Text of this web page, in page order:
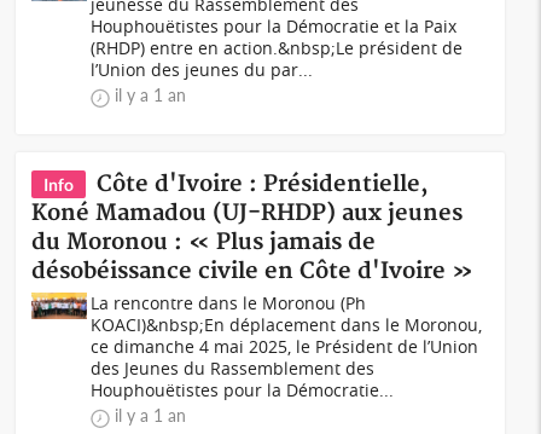
Houphouëtistes pour la Démocratie et la Paix
(RHDP) entre en action.&nbsp;Le président de
l’Union des jeunes du par...
il y a 1 an
Info
Côte d'Ivoire : Présidentielle,
Koné Mamadou (UJ-RHDP) aux jeunes
du Moronou : « Plus jamais de
désobéissance civile en Côte d'Ivoire »
La rencontre dans le Moronou (Ph
KOACI)&nbsp;En déplacement dans le Moronou,
ce dimanche 4 mai 2025, le Président de l’Union
des Jeunes du Rassemblement des
Houphouëtistes pour la Démocratie...
il y a 1 an